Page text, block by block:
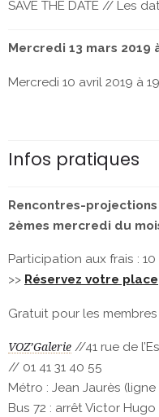
SAVE THE DATE // Les
Mercredi 13 mars 2019
Mercredi 10 avril 2019 à
Infos pratiques
Rencontres-projections
2èmes mercredi du
Participation aux frais :
>> Réservez votre place
Gratuit pour les
VOZ’Galerie //41 rue de
// 01 41 31 40 55
Métro : Jean Jaurès
Bus 72 : arrêt Victor